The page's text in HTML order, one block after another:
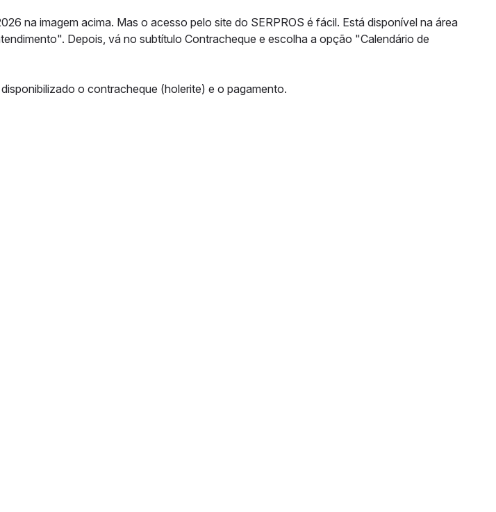
na imagem acima. Mas o acesso pelo site do SERPROS é fácil. Está disponível na área
Depois, vá no subtítulo Contracheque e escolha a opção "Calendário de
o contracheque (holerite) e o pagamento.